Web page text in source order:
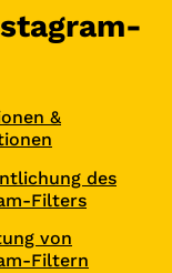
&
des
Filters
von
Filtern